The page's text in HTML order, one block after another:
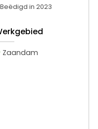
Beëdigd in 2023
Zaandam